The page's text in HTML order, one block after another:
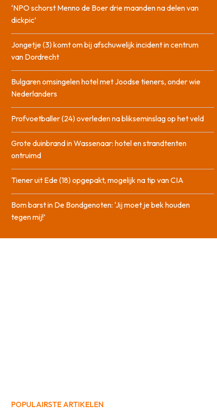
‘NPO schorst Menno de Boer drie maanden na delen van
dickpic’
Jongetje (3) komt om bij afschuwelijk incident in centrum
van Dordrecht
Bulgaren omsingelen hotel met Joodse tieners, onder wie
Nederlanders
Profvoetballer (24) overleden na blikseminslag op het veld
Grote duinbrand in Wassenaar: hotel en strandtenten
ontruimd
Tiener uit Ede (18) opgepakt, mogelijk na tip van CIA
Bom barst in De Bondgenoten: ‘Jij moet je bek houden
tegen mij!’
POPULAIRSTE ARTIKELEN